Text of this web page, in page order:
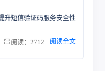
升短信验证码服务安全性
阅读：2712 阅读全文